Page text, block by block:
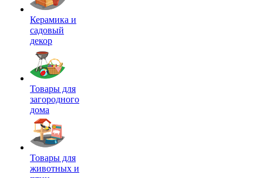
Керамика и
садовый
декор
Товары для
загородного
дома
Товары для
животных и